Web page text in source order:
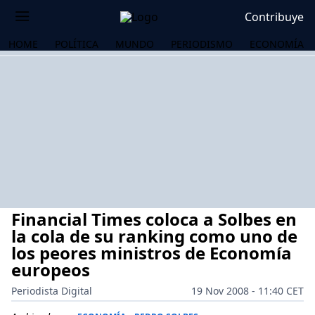
Contribuye
HOME POLÍTICA MUNDO PERIODISMO ECONOMÍA
Financial Times coloca a Solbes en
la cola de su ranking como uno de
los peores ministros de Economía
europeos
Periodista Digital
19 Nov 2008 - 11:40 CET